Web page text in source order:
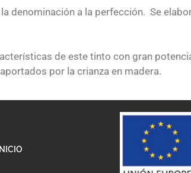
denominación a la perfección. Se
de este tinto con gran
por la crianza en madera.
INICIO